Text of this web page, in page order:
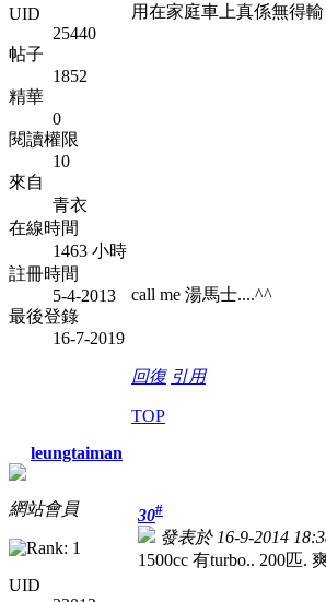
UID
25440
帖子
1852
精華
0
閱讀權限
10
來自
青衣
在線時間
1463 小時
註冊時間
5-4-2013
最後登錄
16-7-2019
用在家庭車上真係無得輸
call me 湯馬士....^^
回復 引用
TOP
leungtaiman
網站會員
UID
30#
發表於 16-9-2014
1500cc 有turbo.. 200匹.